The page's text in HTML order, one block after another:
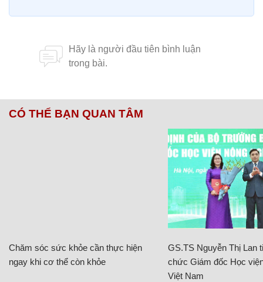
CÓ THỂ BẠN QUAN TÂM
Chăm sóc sức khỏe cần thực hiện
ngay khi cơ thể còn khỏe
GS.TS Nguyễn Thị Lan
chức Giám đốc Học
Việt Nam